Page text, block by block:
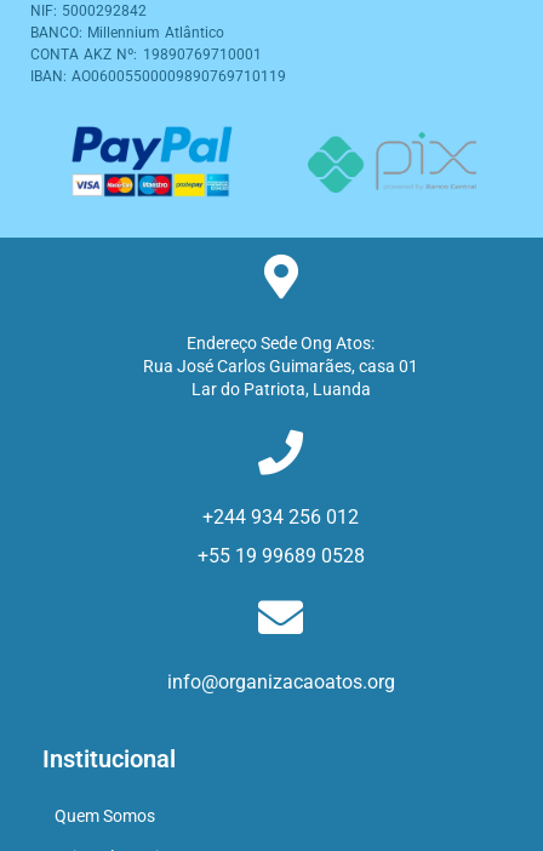
NIF: 5000292842
BANCO: Millennium Atlântico
CONTA AKZ Nº: 19890769710001
IBAN: AO06005500009890769710119
Endereço Sede Ong Atos:
Rua José Carlos Guimarães, casa 01
Lar do Patriota, Luanda
+244 934 256 012
+55 19 99689 0528
info@organizacaoatos.org
Institucional
Quem Somos